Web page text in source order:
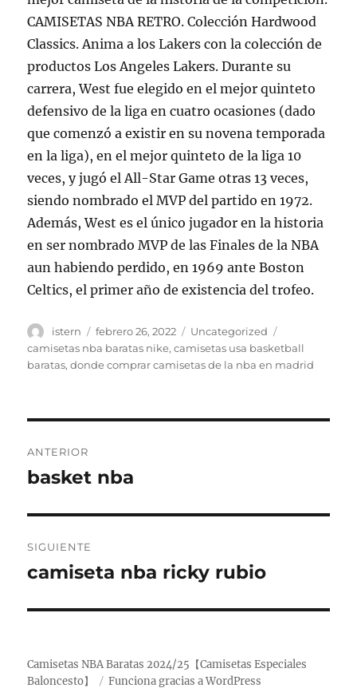
CAMISETAS NBA RETRO. Colección Hardwood
Classics. Anima a los Lakers con la colección de
productos Los Angeles Lakers. Durante su
carrera, West fue elegido en el mejor quinteto
defensivo de la liga en cuatro ocasiones (dado
que comenzó a existir en su novena temporada
en la liga), en el mejor quinteto de la liga 10
veces, y jugó el All-Star Game otras 13 veces,
siendo nombrado el MVP del partido en 1972.
Además, West es el único jugador en la historia
en ser nombrado MVP de las Finales de la NBA
aun habiendo perdido, en 1969 ante Boston
Celtics, el primer año de existencia del trofeo.
Autor
istern
Publicado
el
febrero 26, 2022 Categorías
Uncategorized
camisetas nba baratas nike,camisetas usa basketball
baratas,donde comprar camisetas de la nba en madrid
de
ANTERIOR
Entrada
basket nba
SIGUIENTE
Entrada
camiseta nba ricky rubio
Camisetas NBA Baratas 2024/25【Camisetas Especiales
Baloncesto】
Funciona gracias a WordPress